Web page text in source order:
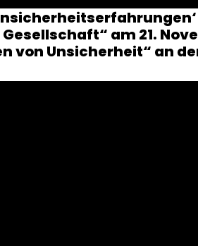
am 21.
von Unsicherheit“ an